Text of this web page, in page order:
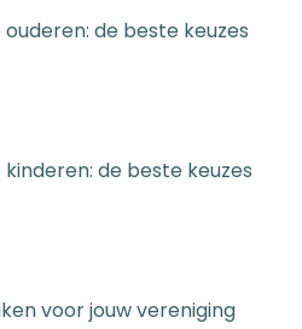
ouderen: de beste keuzes
kinderen: de beste keuzes
voor jouw vereniging